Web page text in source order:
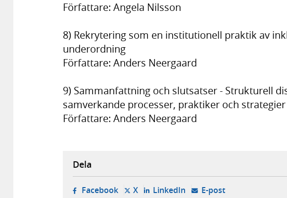
Författare: Angela Nilsson
8) Rekrytering som en institutionell praktik av
underordning
Författare: Anders Neergaard
9) Sammanfattning och slutsatser - Strukturell
samverkande processer, praktiker och strategier
Författare: Anders Neergaard
Dela
Facebook- öppnas i ny flik, extern webbplats,
X- öppnas i ny flik, extern webbplats,
LinkedIn- öppnas i ny flik, extern
E-post- öppnar din e-